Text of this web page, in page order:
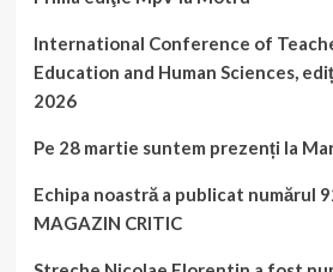
International Conference of
Education and Human Sciences,
2026
Pe 28 martie suntem prezenți la
Echipa noastră a publicat numărul
MAGAZIN CRITIC